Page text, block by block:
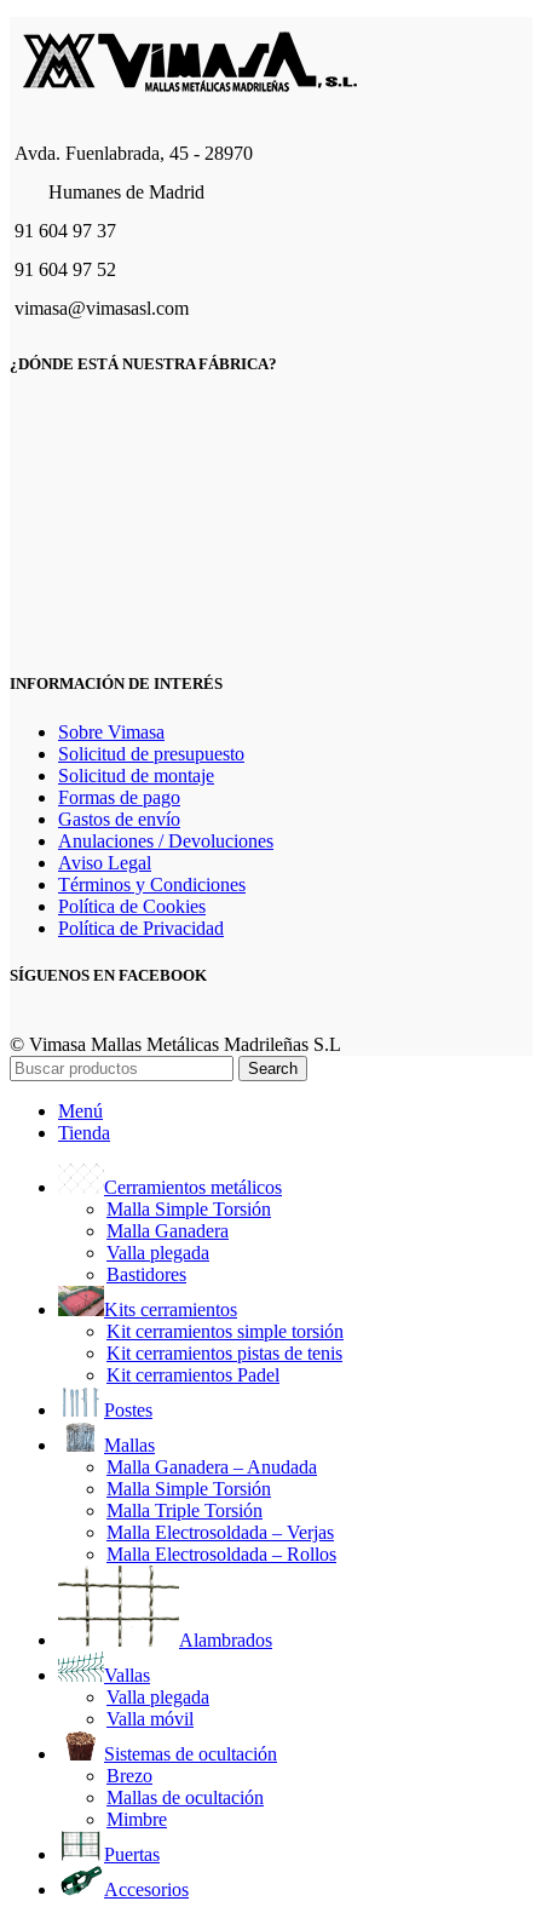
Avda. Fuenlabrada, 45 - 28970
Humanes de Madrid
91 604 97 37
91 604 97 52
vimasa@vimasasl.com
¿DÓNDE ESTÁ NUESTRA FÁBRICA?
INFORMACIÓN DE INTERÉS
Sobre Vimasa
Solicitud de presupuesto
Solicitud de montaje
Formas de pago
Gastos de envío
Anulaciones / Devoluciones
Aviso Legal
Términos y Condiciones
Política de Cookies
Política de Privacidad
SÍGUENOS EN FACEBOOK
© Vimasa Mallas Metálicas Madrileñas S.L
Search
Menú
Tienda
Cerramientos metálicos
Malla Simple Torsión
Malla Ganadera
Valla plegada
Bastidores
Kits cerramientos
Kit cerramientos simple torsión
Kit cerramientos pistas de tenis
Kit cerramientos Padel
Postes
Mallas
Malla Ganadera – Anudada
Malla Simple Torsión
Malla Triple Torsión
Malla Electrosoldada – Verjas
Malla Electrosoldada – Rollos
Alambrados
Vallas
Valla plegada
Valla móvil
Sistemas de ocultación
Brezo
Mallas de ocultación
Mimbre
Puertas
Accesorios